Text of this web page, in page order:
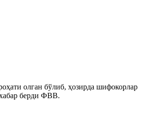
олган бўлиб, ҳозирда шифокорлар
берди ФВВ.